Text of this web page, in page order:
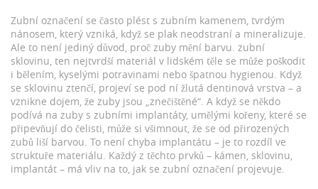
Zubní označení se často plést s zubním kamenem, tvrdým
nánosem, který vzniká, když se plak neodstraní a mineralizuje.
Ale to není jediný důvod, proč zuby mění barvu. zubní
sklovinu, ten nejtvrdší materiál v lidském těle se může poškodit
i bělením, kyselými potravinami nebo špatnou hygienou. Když
se sklovinu ztenčí, projeví se pod ní žlutá dentinová vrstva – a
vznikne dojem, že zuby jsou „znečištěné“. A když se někdo
podívá na zuby s zubními implantáty, umělými kořeny, které se
připevňují do čelisti, může si všimnout, že se od přirozených
zubů liší barvou. To není chyba implantátu – je to rozdíl ve
struktuře materiálu. Každý z těchto prvků – kámen, sklovinu,
implantát – má vliv na to, jak se zubní označení projevuje.